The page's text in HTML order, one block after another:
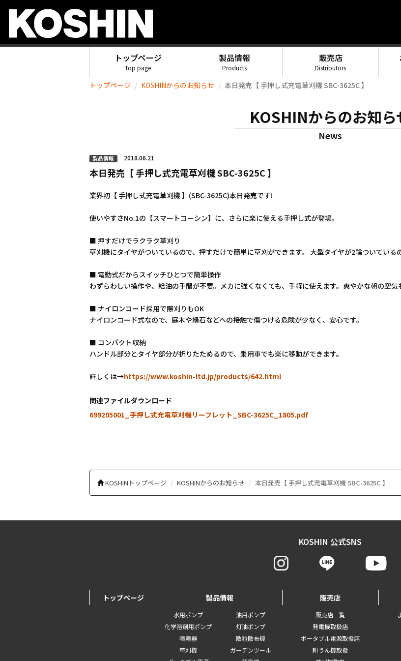
トップページ
Top page
製品情報
Products
販売店
Distributors
トップページ KOSHINからのお知らせ 本日発売【 手押し式充電草刈機 SBC-3625C 】
KOSHINからのお知ら
News
製品情報 2018.06.21
本日発売【 手押し式充電草刈機 SBC-3625C 】
業界初【 手押し式充電草刈機 】(SBC-3625C)本日発売です!
使いやすさNo.1の【スマートコーシン】に、さらに楽に使える手押し式が登場。
■ 押すだけでラクラク草刈り
草刈機にタイヤがついているので、押すだけで簡単に草刈ができます。 大型タイヤが2輪ついている
■ 電動式だからスイッチひとつで簡単操作
わずらわしい操作や、給油の手間が不要。メカに強くなくても、手軽に使えます。爽やかな朝の空気
■ ナイロンコード採用で際刈りもOK
ナイロンコード式なので、庭木や縁石などへの接触で傷つける危険が少なく、安心です。
■ コンパクト収納
ハンドル部分とタイヤ部分が折りたためるので、乗用車でも楽に移動ができます。
詳しくは→https://www.koshin-ltd.jp/products/642.html
関連ファイルダウンロード
699205001_手押し式充電草刈機リーフレット_SBC-3625C_1805.pdf
KOSHINトップページ KOSHINからのお知らせ 本日発売【 手押し式充電草刈機 SBC-3625C 】
KOSHIN 公式SNS
トップページ 製品情報
水用ポンプ
油用ポンプ
化学溶剤用ポンプ
灯油ポンプ
噴霧器
散粒散布機
草刈機
ガーデンツール
販売店
販売店一覧
発電機取扱店
ポータブル電源取扱店
耕うん機取扱